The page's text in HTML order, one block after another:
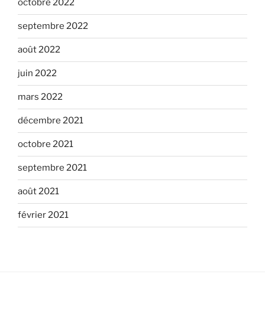
octobre 2022
septembre 2022
août 2022
juin 2022
mars 2022
décembre 2021
octobre 2021
septembre 2021
août 2021
février 2021